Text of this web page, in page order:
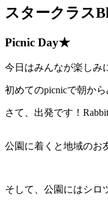
スタークラス
Picnic Day★
今日はみんなが楽しみ
初めてのpicnicで朝か
さて、出発です！
公園に着くと地域のお
そして、公園にはシロ